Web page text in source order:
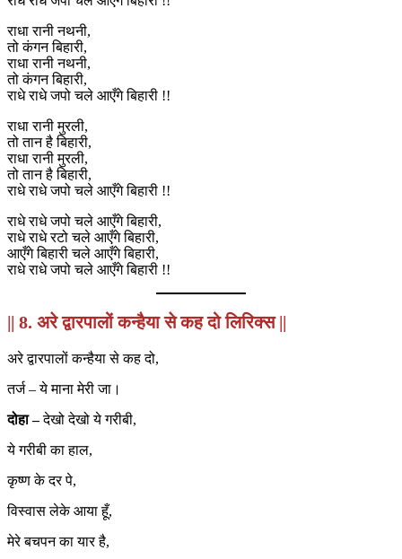
राधा रानी नथनी,
तो कंगन बिहारी,
राधा रानी नथनी,
तो कंगन बिहारी,
राधे राधे जपो चले आएँगे बिहारी !!
राधा रानी मुरली,
तो तान है बिहारी,
राधा रानी मुरली,
तो तान है बिहारी,
राधे राधे जपो चले आएँगे बिहारी !!
राधे राधे जपो चले आएँगे बिहारी,
राधे राधे रटो चले आएँगे बिहारी,
आएँगे बिहारी चले आएँगे बिहारी,
राधे राधे जपो चले आएँगे बिहारी !!
|| 8. अरे द्वारपालों कन्हैया से कह दो लिरिक्स ||
अरे द्वारपालों कन्हैया से कह दो,
तर्ज – ये माना मेरी जा।
​दोहा –देखो देखो ये गरीबी,
ये गरीबी का हाल,
कृष्ण के दर पे,
विस्वास लेके आया हूँ,
मेरे बचपन का यार है,